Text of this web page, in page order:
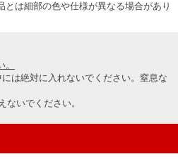
は細部の色や仕様が異なる場合があり
は絶対に入れないでください。窒息な
ないでください。